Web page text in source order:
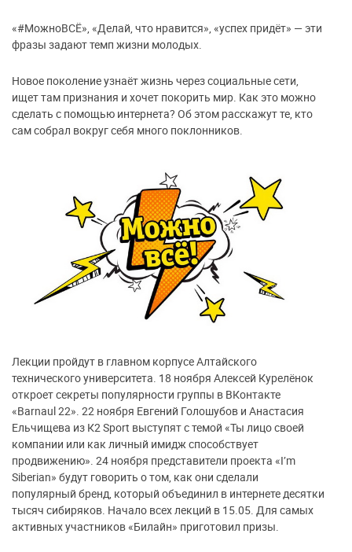
«#МожноВСЁ», «Делай, что нравится», «успех придёт» —эти
фразы задают темп жизни молодых.
Новое поколение узнаёт жизнь через социальные сети,
ищет там признания и хочет покорить мир. Как это можно
сделать с помощью интернета? Об этом расскажут те, кто
сам собрал вокруг себя много поклонников.
Лекции пройдут в главном корпусе Алтайского
технического университета. 18 ноября Алексей Курелёнок
откроет секреты популярности группы в ВКонтакте
«Barnaul 22». 22 ноября Евгений Голошубов и Анастасия
Ельчищева из К2 Sport выступят с темой «Ты лицо своей
компании или как личный имидж способствует
продвижению». 24 ноября представители проекта «I’m
Siberian» будут говорить о том, как они сделали
популярный бренд, который объединил в интернете десятки
тысяч сибиряков. Начало всех лекций в 15.05. Для самых
активных участников «Билайн» приготовил призы.